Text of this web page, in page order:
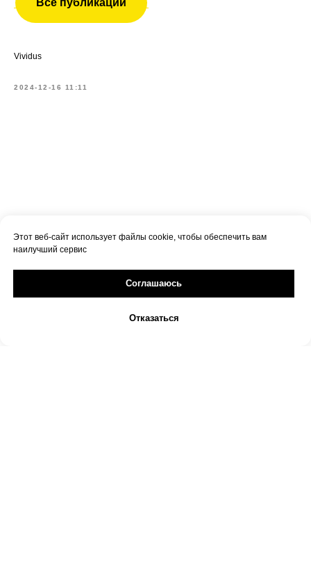
Все публикации
Vividus
2024-12-16 11:11
Этот веб-сайт использует файлы cookie, чтобы обеспечить вам
наилучший сервис
Соглашаюсь
Отказаться